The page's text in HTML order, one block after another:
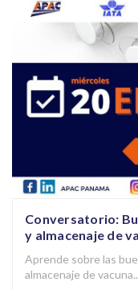
Conversatorio:
y almacenaje de
Aprende sobre las
almacenaje de